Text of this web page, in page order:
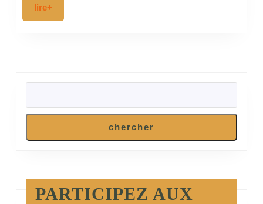
à
de
l’individualisme
lire+
chercher
PARTICIPEZ AUX